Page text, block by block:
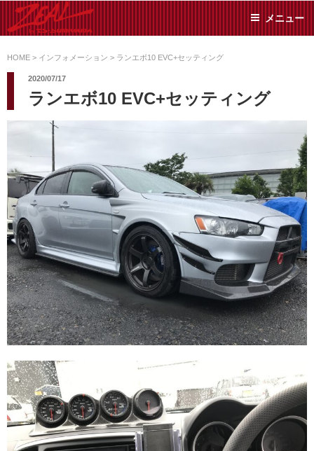
ン
ツ
ス
SUMIYAMA
た日常メンテから各種チ
ューニングまで、車に関
リーでお任せください!
メニュー
HOME > インフォメーション > ランエボ10 EVC+セッティング
2020/07/17
ランエボ10 EVC+セッティング